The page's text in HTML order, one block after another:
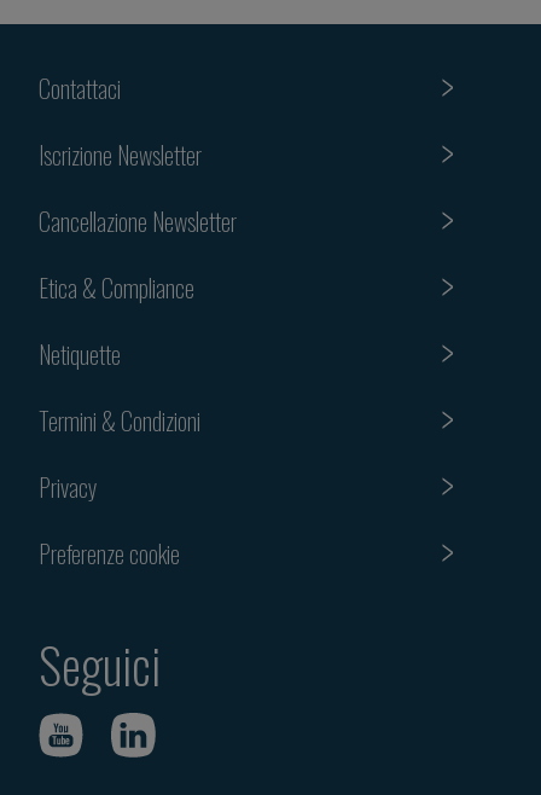
Contattaci
Iscrizione Newsletter
Cancellazione Newsletter
Etica & Compliance
Netiquette
Termini & Condizioni
Privacy
Preferenze cookie
Seguici